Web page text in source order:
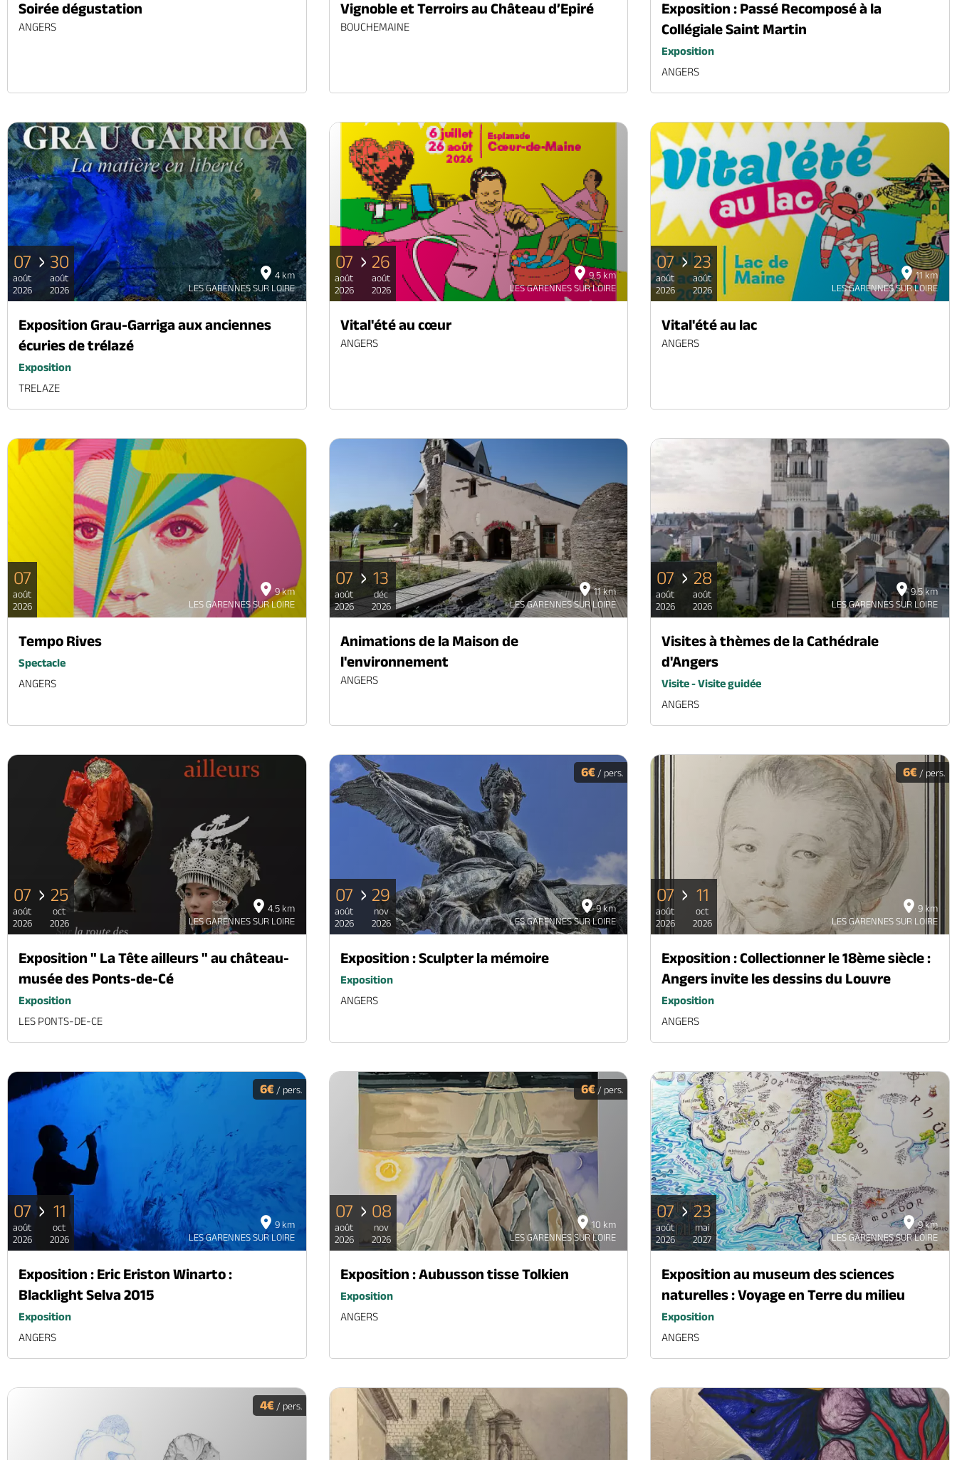
Soirée dégustation
ANGERS
Vignoble et Terroirs au Château d’Epiré
BOUCHEMAINE
Exposition : Passé Recomposé à la
Collégiale Saint Martin
Exposition
ANGERS
4 km
LES GARENNES SUR LOIRE
07
août
2026
30
août
2026
Exposition Grau-Garriga aux anciennes
écuries de trélazé
Exposition
TRELAZE
9.5 km
LES GARENNES SUR LOIRE
07
août
2026
26
août
2026
Vital'été au cœur
ANGERS
11 km
LES GARENNES SUR LOIRE
07
août
2026
23
août
2026
Vital'été au lac
ANGERS
9 km
LES GARENNES SUR LOIRE
07
août
2026
Tempo Rives
Spectacle
ANGERS
11 km
LES GARENNES SUR LOIRE
07
août
2026
13
déc
2026
Animations de la Maison de
l'environnement
ANGERS
9.5 km
LES GARENNES SUR LOIRE
07
août
2026
28
août
2026
Visites à thèmes de la Cathédrale
d'Angers
Visite - Visite guidée
ANGERS
4.5 km
LES GARENNES SUR LOIRE
07
août
2026
25
oct
2026
Exposition " La Tête ailleurs " au château-
musée des Ponts-de-Cé
Exposition
LES PONTS-DE-CE
9 km
LES GARENNES SUR LOIRE
6€ / pers.
07
août
2026
29
nov
2026
Exposition : Sculpter la mémoire
Exposition
ANGERS
9 km
LES GARENNES SUR LOIRE
6€ / pers.
07
août
2026
11
oct
2026
Exposition : Collectionner le 18ème siècle :
Angers invite les dessins du Louvre
Exposition
ANGERS
9 km
LES GARENNES SUR LOIRE
6€/ pers.
07
août
2026
11
oct
2026
Exposition : Eric Eriston Winarto :
Blacklight Selva 2015
Exposition
ANGERS
10 km
LES GARENNES SUR LOIRE
6€ / pers.
07
août
2026
08
nov
2026
Exposition : Aubusson tisse Tolkien
Exposition
ANGERS
9 km
LES GARENNES SUR LOIRE
07
août
2026
23
mai
2027
Exposition au museum des sciences
naturelles : Voyage en Terre du milieu
Exposition
ANGERS
4€ / pers.